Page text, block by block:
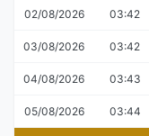
02/08/2026 03:42
03/08/2026 03:42
04/08/2026 03:43
05/08/2026 03:44